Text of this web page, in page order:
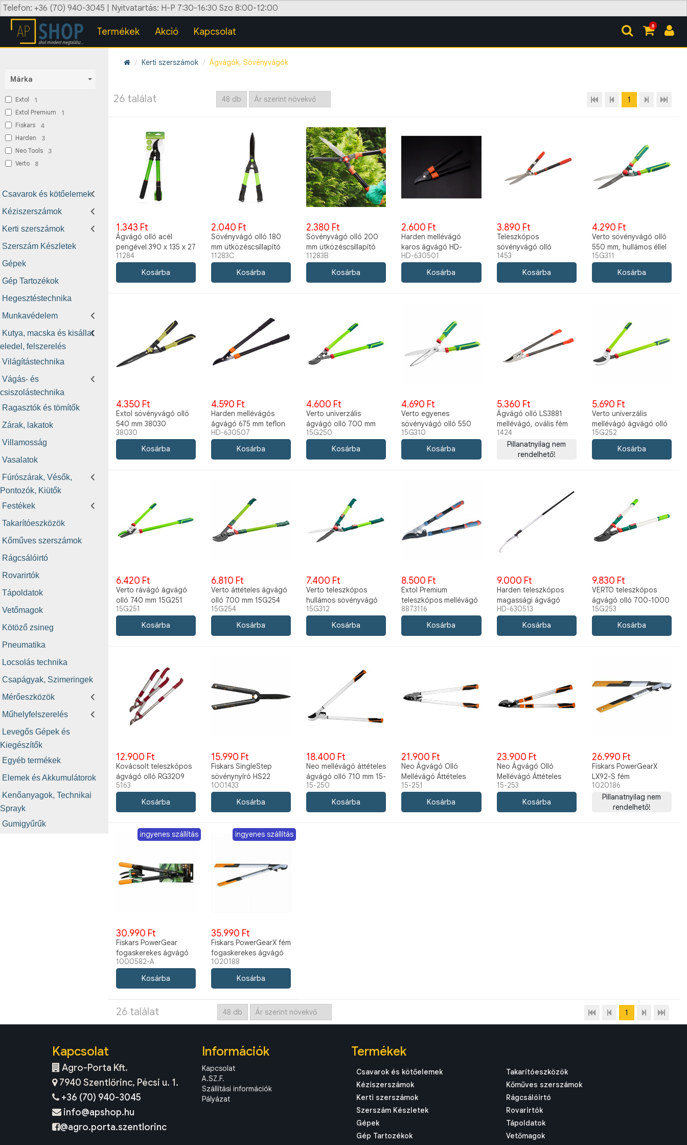
Telefon: +36 (70) 940-3045 | Nyitvatartás: H-P 7:30-16:30 Szo 8:00-12:00
0
Termékek Akció Kapcsolat
Márka
Extol
1
Extol Premium
1
Fiskars
4
Harden
3
Neo Tools
3
Verto
8
Csavarok és kötőelemek
Kéziszerszámok
Kerti szerszámok
Szerszám Készletek
Gépek
Gép Tartozékok
Hegesztéstechnika
Munkavédelem
Kutya, macska és kisállat
eledel, felszerelés
Világítástechnika
Vágás- és
csiszolástechnika
Ragasztók és tömítők
Zárak, lakatok
Villamosság
Vasalatok
Fúrószárak, Vésők,
Pontozók, Kiütők
Festékek
Takarítóeszközök
Kőműves szerszámok
Rágcsálóirtó
Rovarirtók
Tápoldatok
Vetőmagok
Kötöző zsineg
Pneumatika
Locsolás technika
Csapágyak, Szimeringek
Mérőeszközök
Műhelyfelszerelés
Levegős Gépek és
Kiegészítők
Egyéb termékek
Elemek és Akkumulátorok
Kenőanyagok, Technikai
Sprayk
Gumigyűrűk
Kerti szerszámok Ágvágók, Sövényvágók
26 találat 1
1.343 Ft
Ágvágó olló acél
pengével 390 x 135 x 27
mm 11284
11284
2.040 Ft
Sövényvágó olló 180
mm ütközéscsillapító
gumival 11283C
11283C
2.380 Ft
Sövényvágó olló 200
mm ütközéscsillapító
gumival 11283B
11283B
2.600 Ft
Harden mellévágó
karos ágvágó HD-
630501
HD-630501
3.890 Ft
Teleszkópos
sövényvágó olló
LS3902B 1453
1453
4.290 Ft
Verto sövényvágó olló
550 mm, hullámos éllel
15G311
15G311
4.350 Ft
Extol sövényvágó olló
540 mm 38030
38030
4.590 Ft
Harden mellévágós
ágvágó 675 mm teflon
bevonattal 630507
HD-630507
4.600 Ft
Verto univerzális
ágvágó olló 700 mm
15G250
15G250
4.690 Ft
Verto egyenes
sövényvágó olló 550
mm 15G310
15G310
5.360 Ft
Ágvágó olló LS3881
mellévágó, ovális fém
szárral
1424
Pillanatnyilag nem
rendelhető!
5.690 Ft
Verto univerzális
mellévágó ágvágó olló
680 mm 15G252
15G252
6.420 Ft
Verto rávágó ágvágó
olló 740 mm 15G251
15G251
6.810 Ft
Verto áttételes ágvágó
olló 700 mm 15G254
15G254
7.400 Ft
Verto teleszkópos
hullámos sövényvágó
olló 670-880 mm
15G312
15G312
8.500 Ft
Extol Premium
teleszkópos mellévágó
ágvágó olló 45 mm
8873116
8873116
9.000 Ft
Harden teleszkópos
magassági ágvágó
fűrész 1,5-3 m HD-
630513
HD-630513
9.830 Ft
VERTO teleszkópos
ágvágó olló 700-1000
mm 15G253
15G253
12.900 Ft
Kovácsolt teleszkópos
ágvágó olló RG3209
600-900 mm
5163
15.990 Ft
Fiskars SingleStep
sövénynyíró HS22
1001433
1001433
18.400 Ft
Neo mellévágó áttételes
ágvágó olló 710 mm 15-
250
15-250
21.900 Ft
Neo Ágvágó Olló
Mellévágó Áttételes
765mm 15-251
15-251
23.900 Ft
Neo Ágvágó Olló
Mellévágó Áttételes
Teleszkópos 665-
965mm 15-253
15-253
26.990 Ft
Fiskars PowerGearX
LX92-S fém
fogaskerekes ágvágó,
horgas pengével (S) 57
cm 1020186
1020186
Pillanatnyilag nem
rendelhető!
ingyenes szállítás
30.990 Ft
Fiskars PowerGear
fogaskerekes ágvágó
(M) L74 + SingleStep
metszőolló P26 szett
1000582-A
ingyenes szállítás
35.990 Ft
Fiskars PowerGearX fém
fogaskerekes ágvágó
LX98 bypass, L méret
1020188
1020188
26 találat 1
Kapcsolat
Agro-Porta Kft.
7940 Szentlőrinc, Pécsi u. 1.
+36 (70) 940-3045
info@apshop.hu
@agro.porta.szentlorinc
Információk
Kapcsolat
A.SZ.F.
Szállítási információk
Pályázat
Termékek
Csavarok és kötőelemek
Kéziszerszámok
Kerti szerszámok
Szerszám Készletek
Gépek
Gép Tartozékok
Takarítóeszközök
Kőműves szerszámok
Rágcsálóirtó
Rovarirtók
Tápoldatok
Vetőmagok